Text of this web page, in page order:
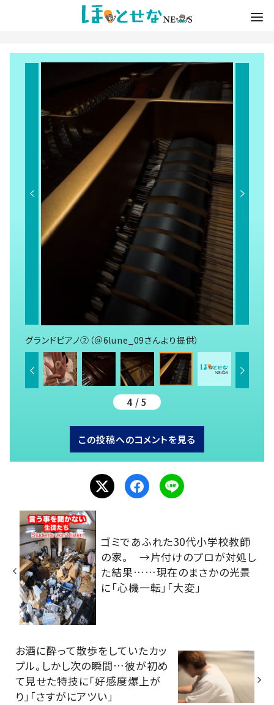
グランドピアノ②（＠6lune_09さんより提供）
4 / 5
この投稿へのコメントを見る
ゴミであふれた30代小学校教師
の家。 →片付けのプロが対処し
た結果……現在のまさかの光景
に「心機一転」「大変」
お酒に酔って散歩をしていたカッ
プル。しかし次の瞬間…彼が初め
て見せた特技に「好感度爆上が
り」「さすがにアツい」